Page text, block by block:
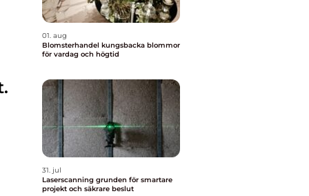
01. aug
Blomsterhandel kungsbacka blommor
för vardag och högtid
31. jul
Laserscanning grunden för smartare
projekt och säkrare beslut